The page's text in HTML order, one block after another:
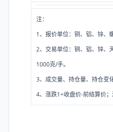
注：
1、报价单位：铜、铝、锌、
2、交易单位：铜、铝、锌、
1000克/手。
3、成交量、持仓量、持仓变
4、涨跌1=收盘价-前结算价；